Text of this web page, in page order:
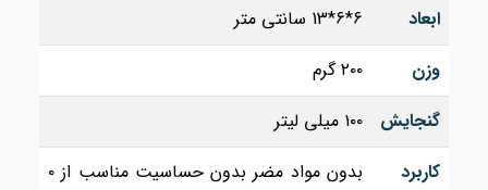
ابعاد
6*6*13 سانتی متر
وزن
۲۰۰ گرم
گنجایش
۱۰۰ میلی لیتر
کاربرد
بدون مواد مضر بدون حساسیت مناسب از ۰